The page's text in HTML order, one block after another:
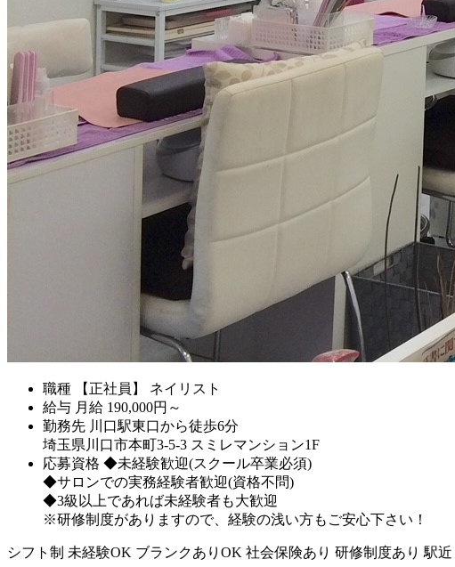
職種
【正社員】 ネイリスト
給与 月給 190,000円～
勤務先 川口駅東口から徒歩6分
埼玉県川口市本町3-5-3 スミレマンション1F
応募資格 ◆未経験歓迎(スクール卒業必須)
◆サロンでの実務経験者歓迎(資格不問)
◆3級以上であれば未経験者も大歓迎
※研修制度がありますので、経験の浅い方もご安心下さい！
シフト制 未経験OK ブランクありOK 社会保険あり 研修制度あり 駅近